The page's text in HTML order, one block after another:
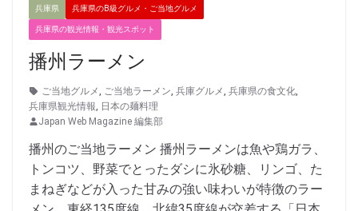
兵庫県 兵庫県のB級グルメ・ご当地グルメ
兵庫県の観光情報・観光スポット
播州ラーメン
ご当地グルメ ご当地ラーメン 兵庫グルメ 兵庫県の食文化
兵庫県観光情報
日本の麺料理
Japan Web Magazine 編集部
播州のご当地ラーメン 播州ラーメンは魚や鶏ガラ、
トンコツ、野菜でとったダシに氷砂糖、リンゴ、た
まねぎなどが入った甘みの強い味わいが特徴のラー